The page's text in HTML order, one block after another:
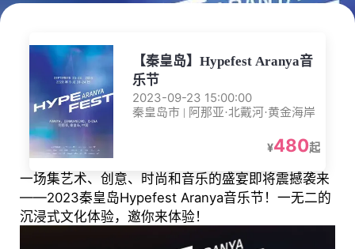
【秦皇岛】Hypefest Aranya音
乐节
2023-09-23 15:00:00
秦皇岛市 | 阿那亚·北戴河·黄金海岸
¥480起
一场集艺术、创意、时尚和音乐的盛宴即将震撼袭来
——2023秦皇岛Hypefest Aranya音乐节！一无二的
沉浸式文化体验，邀你来体验！